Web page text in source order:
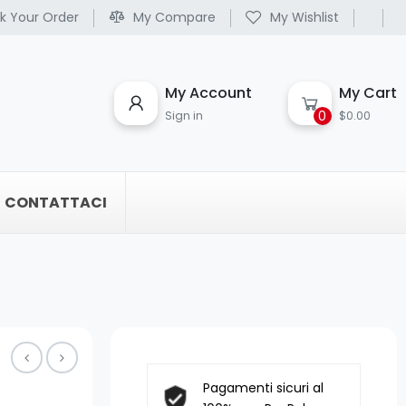
Your Order My Compare My Wishlist
My Account
Sign in 0
My Cart
$0.00
CONTATTACI
Pagamenti sicuri al